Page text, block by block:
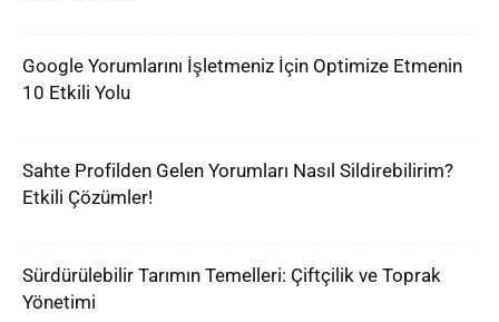
Google Yorumlarını İşletmeniz İçin Optimize Etmenin
10 Etkili Yolu
Sahte Profilden Gelen Yorumları Nasıl Sildirebilirim?
Etkili Çözümler!
Sürdürülebilir Tarımın Temelleri: Çiftçilik ve Toprak
Yönetimi